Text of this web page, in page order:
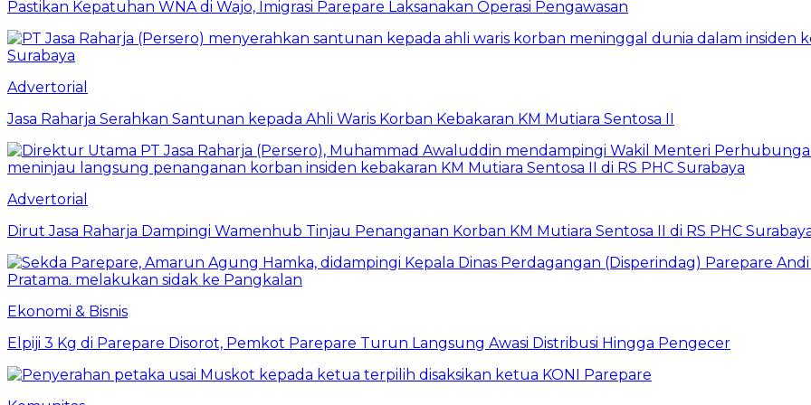
Pastikan Kepatuhan WNA di Wajo, Imigrasi Parepare Laksanakan Operasi Pengawasan
Advertorial
Jasa Raharja Serahkan Santunan kepada Ahli Waris Korban Kebakaran KM Mutiara Sentosa II
Advertorial
Dirut Jasa Raharja Dampingi Wamenhub Tinjau Penanganan Korban KM Mutiara Sentosa II di RS PHC
Ekonomi & Bisnis
Elpiji 3 Kg di Parepare Disorot, Pemkot Parepare Turun Langsung Awasi Distribusi Hingga Pengecer